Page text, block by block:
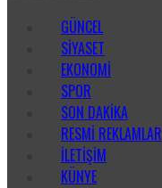
GÜNCEL
SIYASET
EKONOMI
SPOR
SON DAKIKA
RESMI REKLAMLAR
İLETIŞIM
KÜNYE